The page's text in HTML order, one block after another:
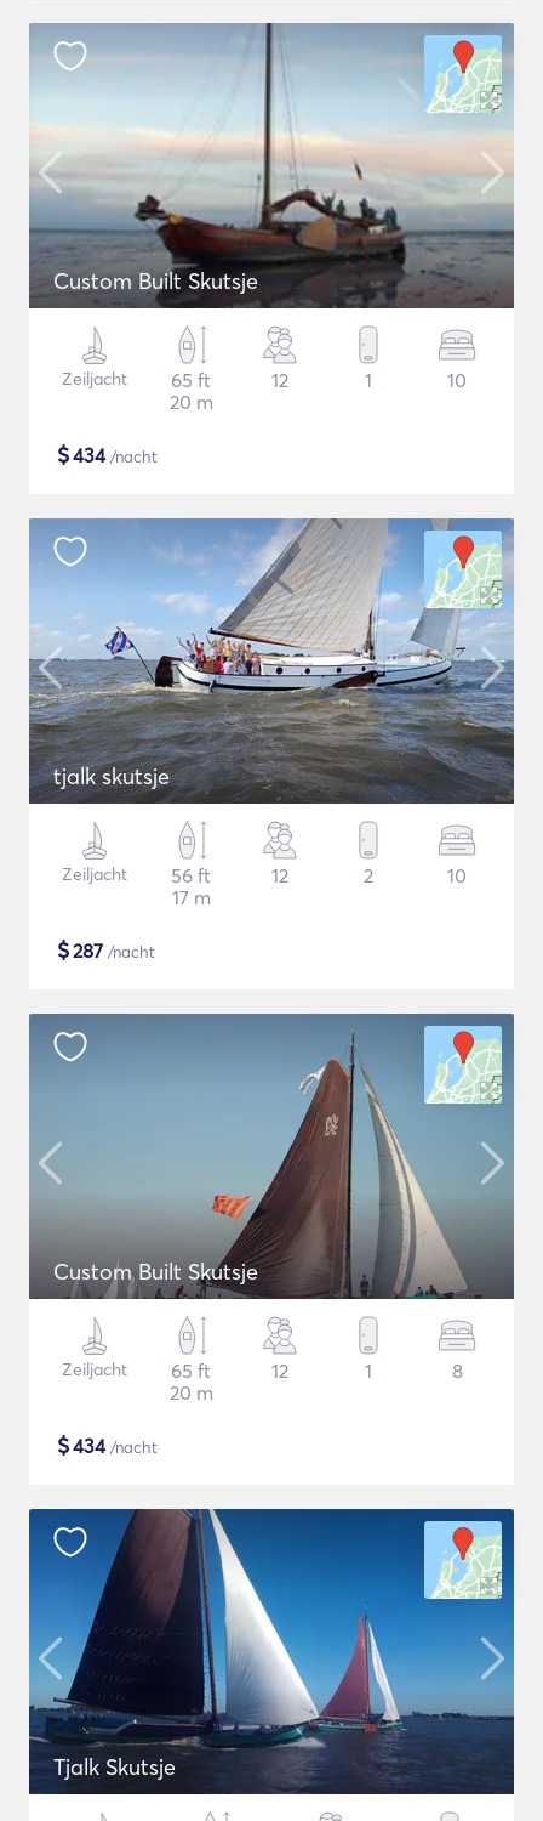
Custom Built Skutsje
Zeiljacht
65 ft
20 m
12 1 10
$434/nacht
tjalk skutsje
Zeiljacht
56 ft
17 m
12 2 10
$287 /nacht
Custom Built Skutsje
Zeiljacht
65 ft
20 m
12 1 8
$434/nacht
Tjalk Skutsje